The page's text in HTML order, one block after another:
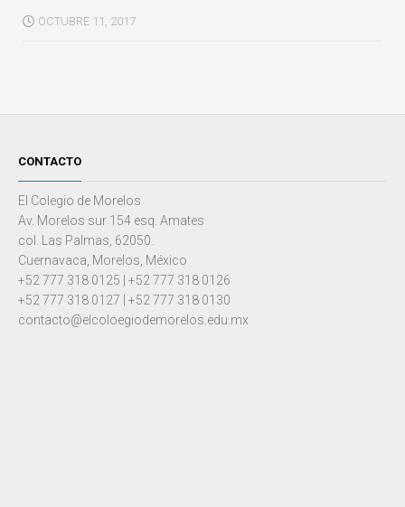
OCTUBRE 11, 2017
CONTACTO
El Colegio de Morelos
Av. Morelos sur 154 esq. Amates
col. Las Palmas, 62050.
Cuernavaca, Morelos, México
+52 777 318 0125 | +52 777 318 0126
+52 777 318 0127 | +52 777 318 0130
contacto@elcoloegiodemorelos.edu.mx